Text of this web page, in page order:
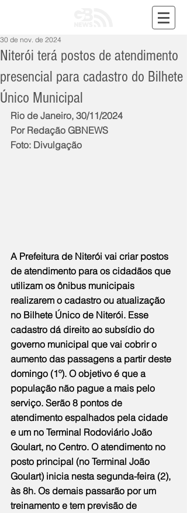
Niterói terá postos de atendimento
presencial para cadastro do Bilhete
Único Municipal
30 de nov. de 2024
Rio de Janeiro, 30/11/2024
Por Redação GBNEWS
Foto: Divulgação
A Prefeitura de Niterói vai criar postos
de atendimento para os cidadãos que
utilizam os ônibus municipais
realizarem o cadastro ou atualização
no Bilhete Único de Niterói. Esse
cadastro dá direito ao subsídio do
governo municipal que vai cobrir o
aumento das passagens a partir deste
domingo (1º). O objetivo é que a
população não pague a mais pelo
serviço. Serão 8 pontos de
atendimento espalhados pela cidade
e um no Terminal Rodoviário João
Goulart, no Centro. O atendimento no
posto principal (no Terminal João
Goulart) inicia nesta segunda-feira (2),
às 8h. Os demais passarão por um
treinamento e tem previsão de